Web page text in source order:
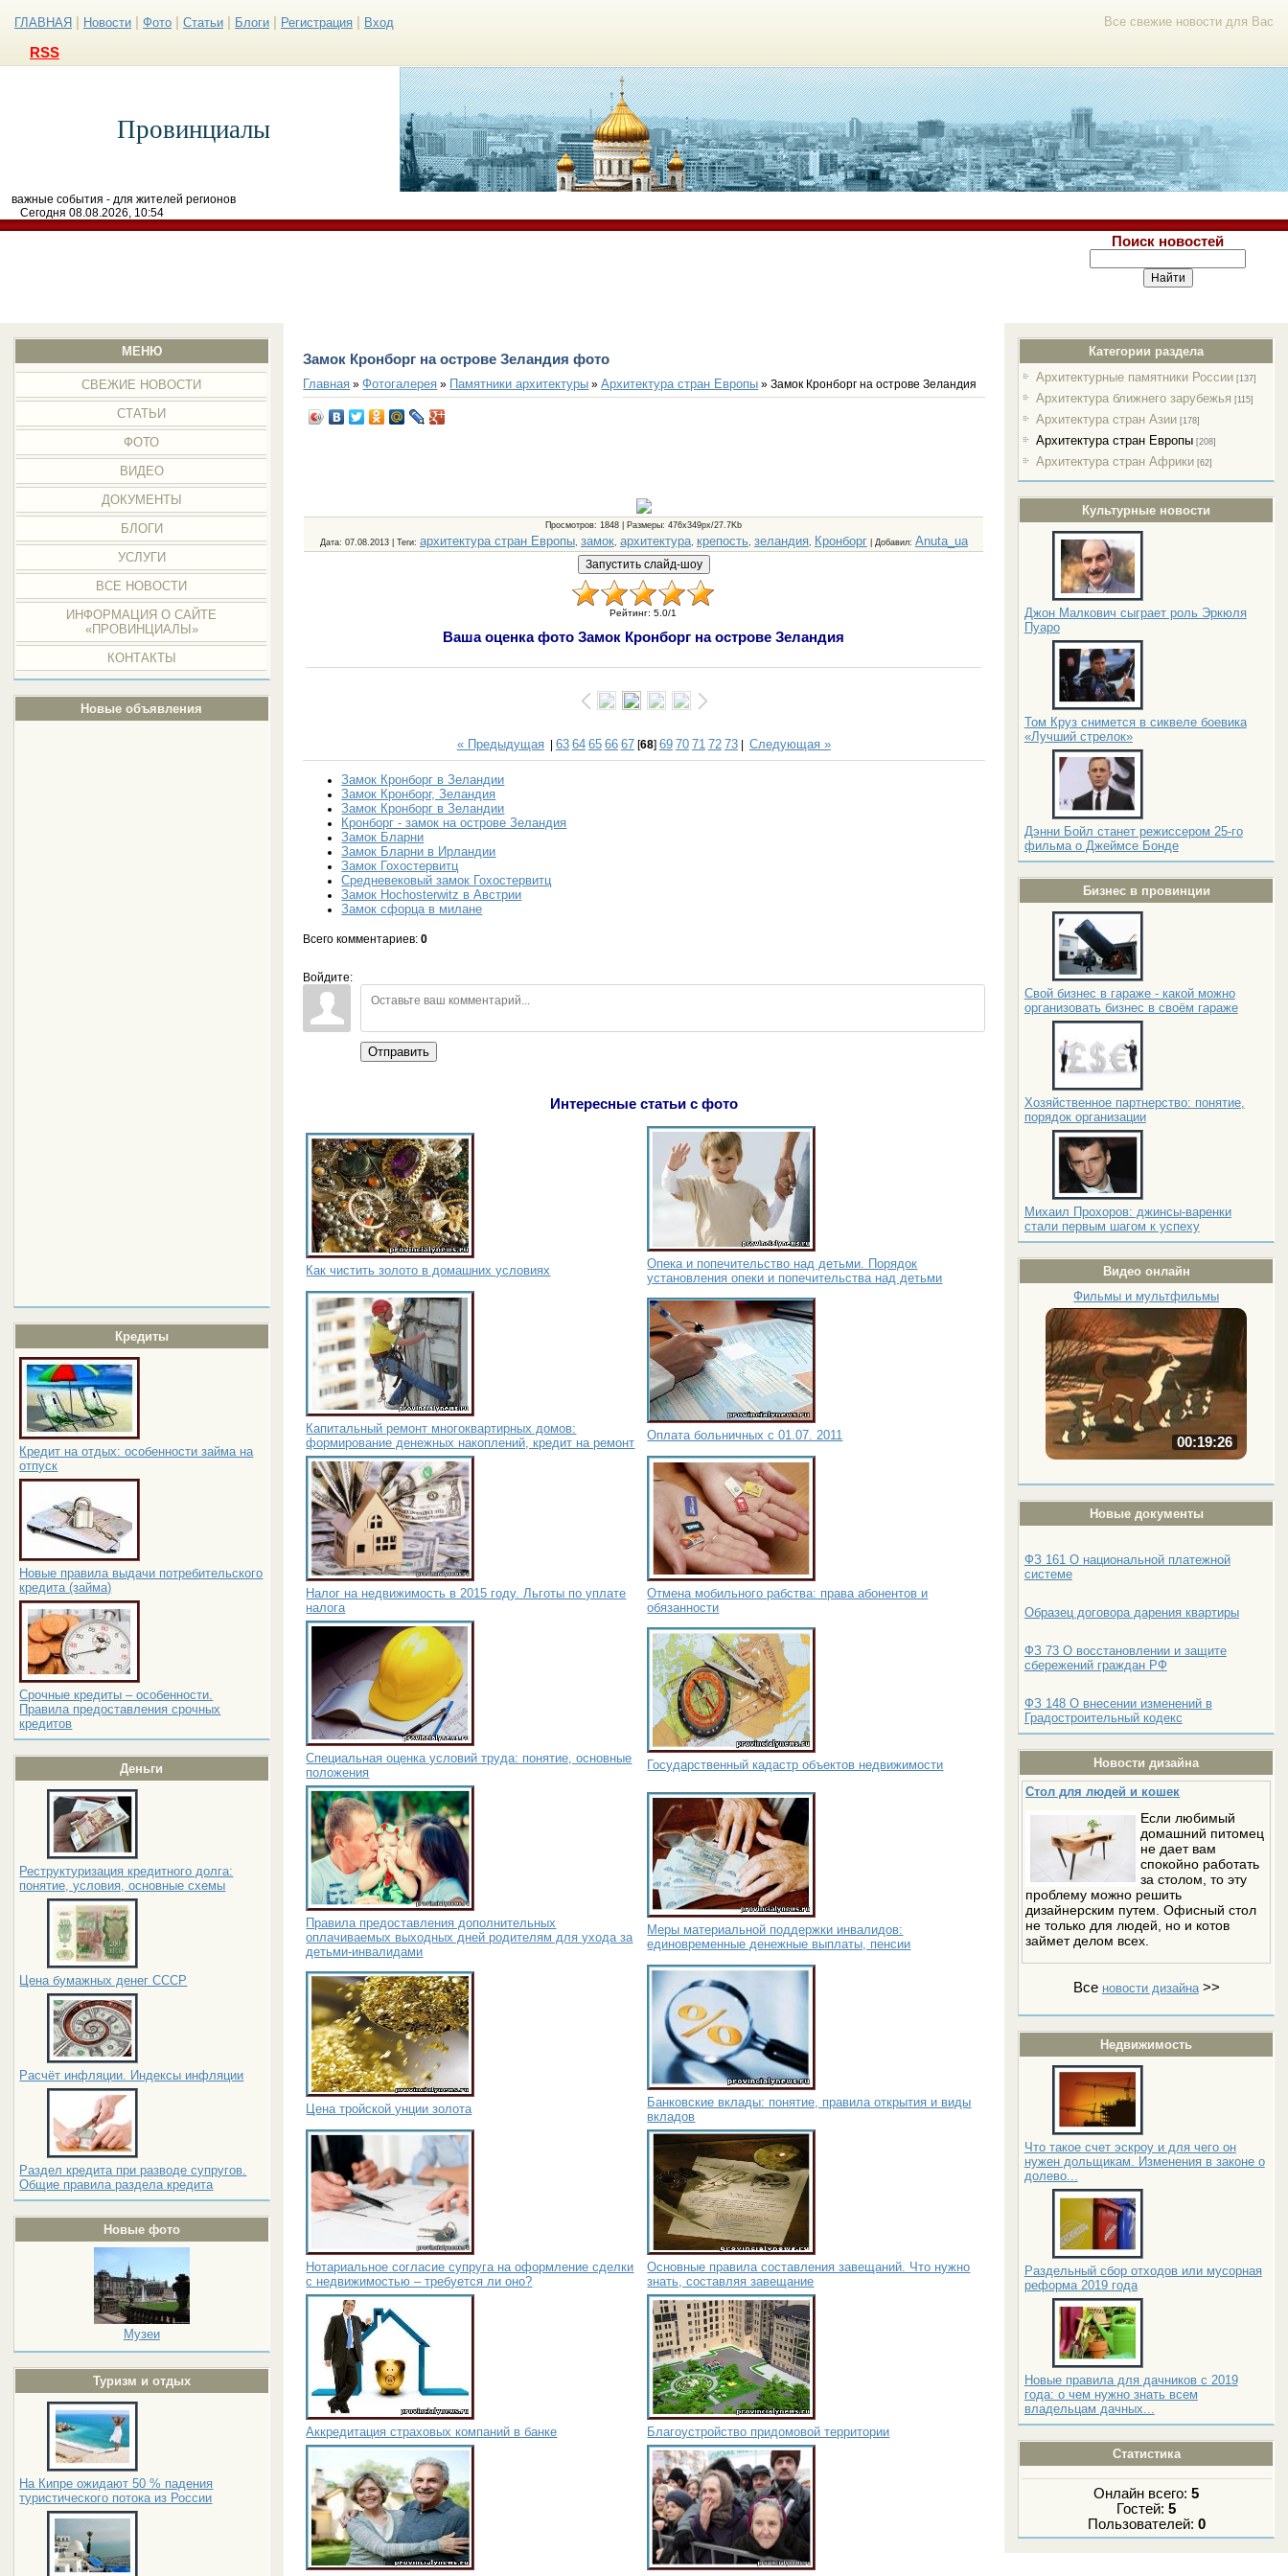
Все свежие новости для Вас
ГЛАВНАЯ Новости Фото Статьи Блоги Регистрация Вход
RSS
Провинциалы
важные события - для жителей регионов
Сегодня 08.08.2026, 10:54
Поиск новостей
МЕНЮ
СВЕЖИЕ НОВОСТИ
СТАТЬИ
ФОТО
ВИДЕО
ДОКУМЕНТЫ
БЛОГИ
УСЛУГИ
ВСЕ НОВОСТИ
ИНФОРМАЦИЯ О САЙТЕ
«ПРОВИНЦИАЛЫ»
КОНТАКТЫ
Новые объявления
Кредиты
Кредит на отдых: особенности займа на
отпуск
Новые правила выдачи потребительского
кредита (займа)
Срочные кредиты – особенности.
Правила предоставления срочных
кредитов
Деньги
Реструктуризация кредитного долга:
понятие, условия, основные схемы
Цена бумажных денег СССР
Расчёт инфляции. Индексы инфляции
Раздел кредита при разводе супругов.
Общие правила раздела кредита
Новые фото
Музеи
Туризм и отдых
На Кипре ожидают 50 % падения
туристического потока из России
Категории раздела
Архитектурные памятники России [137]
Архитектура ближнего зарубежья [115]
Архитектура стран Азии [178]
Архитектура стран Европы [208]
Архитектура стран Африки [62]
Культурные новости
Джон Малкович сыграет роль Эркюля
Пуаро
Том Круз снимется в сиквеле боевика
«Лучший стрелок»
Дэнни Бойл станет режиссером 25-го
фильма о Джеймсе Бонде
Бизнес в провинции
Свой бизнес в гараже - какой можно
организовать бизнес в своём гараже
Хозяйственное партнерство: понятие,
порядок организации
Михаил Прохоров: джинсы-варенки
стали первым шагом к успеху
Видео онлайн
Фильмы и мультфильмы
00:19:26
Новые документы
ФЗ 161 О национальной платежной
системе
Образец договора дарения квартиры
ФЗ 73 О восстановлении и защите
сбережений граждан РФ
ФЗ 148 О внесении изменений в
Градостроительный кодекс
Новости дизайна
Стол для людей и кошек
Если любимый
домашний питомец
не дает вам
спокойно работать
за столом, то эту
проблему можно решить
дизайнерским путем. Офисный стол
не только для людей, но и котов
займет делом всех.
Все новости дизайна>>
Недвижимость
Что такое счет эскроу и для чего он
нужен дольщикам. Изменения в законе о
долево...
Раздельный сбор отходов или мусорная
реформа 2019 года
Новые правила для дачников с 2019
года: о чем нужно знать всем
владельцам дачных...
Статистика
Онлайн всего:5
Гостей:5
Пользователей: 0
Замок Кронборг на острове Зеландия фото
Главная »Фотогалерея » Памятники архитектуры »Архитектура стран Европы » Замок Кронборг на острове Зеландия
Просмотров: 1848 | Размеры: 476x349px/27.7Kb
Дата: 07.08.2013 | Теги: архитектура стран Европы замок, архитектура, крепость, зеландия Кронборг| Добавил: Anuta_ua
Рейтинг:5.0/1
Ваша оценка фото Замок Кронборг на острове Зеландия
« Предыдущая| 63 64 65 66 67[68] 69 70 71 72 73| Следующая »
Замок Кронборг в Зеландии
Замок Кронборг, Зеландия
Замок Кронборг в Зеландии
Кронборг - замок на острове Зеландия
Замок Бларни
Замок Бларни в Ирландии
Замок Гохостервитц
Средневековый замок Гохостервитц
Замок Hochosterwitz в Австрии
Замок сфорца в милане
Всего комментариев:0
Войдите:
Отправить
Интересные статьи с фото
Как чистить золото в домашних условиях
Опека и попечительство над детьми. Порядок
установления опеки и попечительства над детьми
Капитальный ремонт многоквартирных домов:
формирование денежных накоплений, кредит на ремонт
Оплата больничных с 01.07. 2011
Налог на недвижимость в 2015 году. Льготы по уплате
налога
Отмена мобильного рабства: права абонентов и
обязанности
Специальная оценка условий труда: понятие, основные
положения
Государственный кадастр объектов недвижимости
Правила предоставления дополнительных
оплачиваемых выходных дней родителям для ухода за
детьми-инвалидами
Меры материальной поддержки инвалидов:
единовременные денежные выплаты, пенсии
Цена тройской унции золота
Банковские вклады: понятие, правила открытия и виды
вкладов
Нотариальное согласие супруга на оформление сделки
с недвижимостью – требуется ли оно?
Основные правила составления завещаний. Что нужно
знать, составляя завещание
Аккредитация страховых компаний в банке Благоустройство придомовой территории